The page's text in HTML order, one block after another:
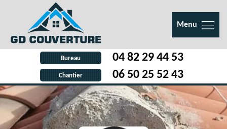
Menu
Bureau 04 82 29 44 53
Chantier 06 50 25 52 43